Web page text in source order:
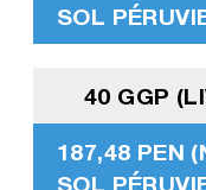
SOL
40 GGP
187,48 PEN
SOL